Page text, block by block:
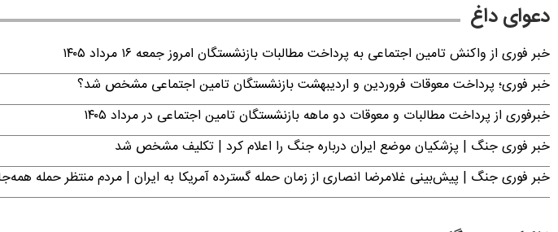
دعوای داغ
خبر فوری از واکنش تامین اجتماعی به پرداخت مطالبات بازنشستگان امروز جمعه ۱۶ مرداد ۱۴۰۵
خبر فوری؛ پرداخت معوقات فروردین و اردیبهشت بازنشستگان تامین اجتماعی مشخص شد؟
خبرفوری از پرداخت مطالبات و معوقات دو ماهه بازنشستگان تامین اجتماعی در مرداد ۱۴۰۵
خبر فوری جنگ | پزشکیان موضع ایران درباره جنگ را اعلام کرد | تکلیف مشخص شد
خبر فوری جنگ | پیش‌بینی غلامرضا انصاری از زمان حمله گسترده آمریکا به ایران | مردم منتظر حمله